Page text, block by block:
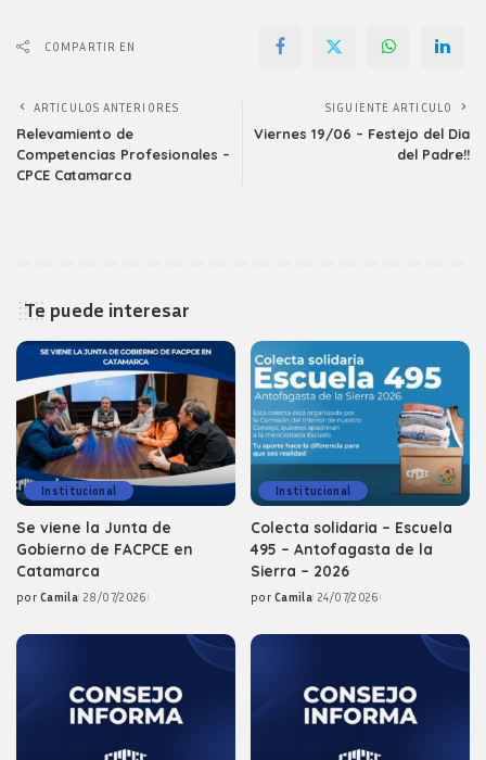
COMPARTIR EN
ARTICULOS ANTERIORES
Relevamiento de
Competencias Profesionales –
CPCE Catamarca
SIGUIENTE ARTICULO
Viernes 19/06 – Festejo del Dia
del Padre!!
Te puede interesar
Institucional
Se viene la Junta de
Gobierno de FACPCE en
Catamarca
Posted
por Camila 28/07/2026
Institucional
Colecta solidaria – Escuela
495 – Antofagasta de la
Sierra – 2026
Posted
por Camila 24/07/2026